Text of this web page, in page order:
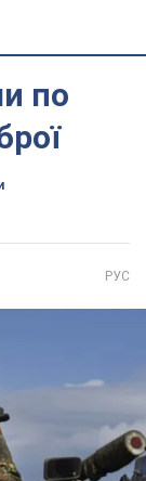
по
РУС